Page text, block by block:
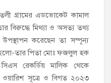
গ্রামের এডভোকেট কামাল
বিরুদ্ধে মিথ্যা ও অসত্য তথ্য
করেছেন তা সম্পূন্য
তার পিতা মোঃ ফজলুল হক
রেকর্ডিয় মালিক থেকে
সূত্রে ও বিগত ২০২৩